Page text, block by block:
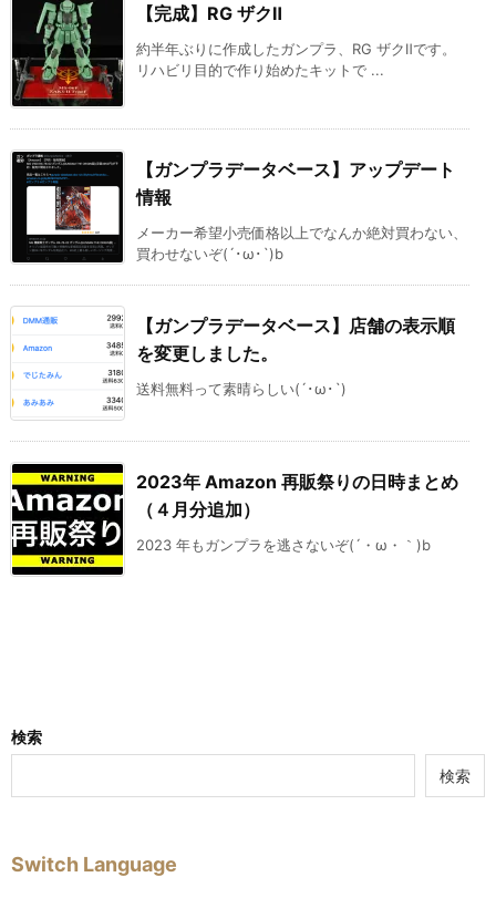
【完成】RG ザクⅡ
約半年ぶりに作成したガンプラ、RG ザクⅡです。
リハビリ目的で作り始めたキットで ...
【ガンプラデータベース】アップデート
情報
メーカー希望小売価格以上でなんか絶対買わない、
買わせないぞ(´･ω･`)b
【ガンプラデータベース】店舗の表示順
を変更しました。
送料無料って素晴らしい(´･ω･`)
2023年 Amazon 再販祭りの日時まとめ
（４月分追加）
2023 年もガンプラを逃さないぞ(´・ω・｀)b
検索
検索
Switch Language